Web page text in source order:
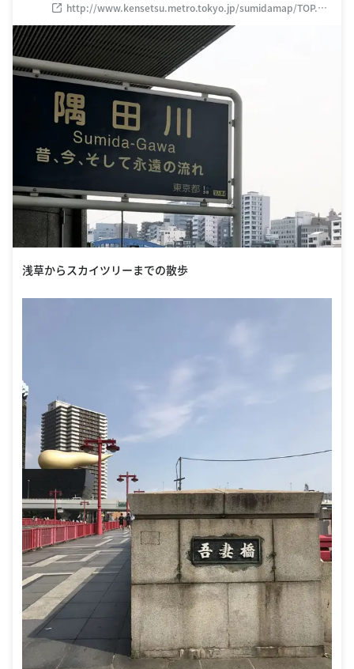
http://www.kensetsu.metro.tokyo.jp/sumidamap/TOP.HT
M
浅草からスカイツリーまでの散歩